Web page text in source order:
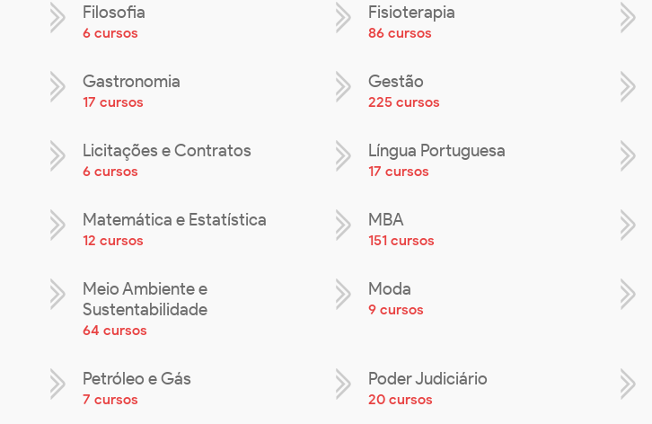
Filosofia
6 cursos
Fisioterapia
86 cursos
Gastronomia
17 cursos
Gestão
225 cursos
Licitações e Contratos
6 cursos
Língua Portuguesa
17 cursos
Matemática e Estatística
12 cursos
MBA
151 cursos
Meio Ambiente e
Sustentabilidade
64 cursos
Moda
9 cursos
Petróleo e Gás
7 cursos
Poder Judiciário
20 cursos